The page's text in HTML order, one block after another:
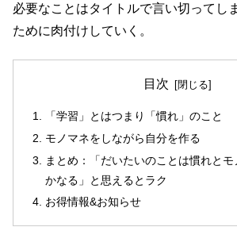
必要なことはタイトルで言い切ってし
ために肉付けしていく。
目次
「学習」とはつまり「慣れ」のこと
モノマネをしながら自分を作る
まとめ：「だいたいのことは慣れとモ
かなる」と思えるとラク
お得情報&お知らせ